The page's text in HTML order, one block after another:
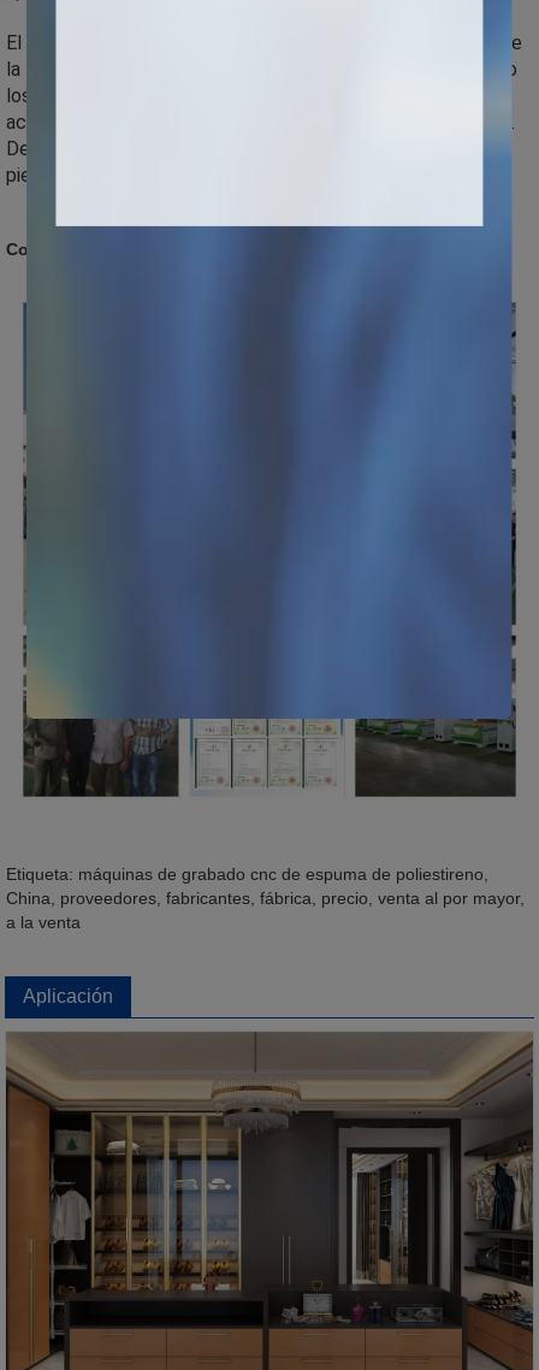
El período de garantía será de 12 meses contados a partir de
la fecha de llegada de la máquina al puerto de destino. Salvo
los daños artificiales, somos responsables de ofrecer los
accesorios de forma gratuita durante el período de garantía.
Después del período de garantía de calidad, se pagarán las
piezas necesarias para reparar o cambiar, si las hubiera.
Compañía
Etiqueta: máquinas de grabado cnc de espuma de poliestireno,
China, proveedores, fabricantes, fábrica, precio, venta al por mayor,
a la venta
Aplicación